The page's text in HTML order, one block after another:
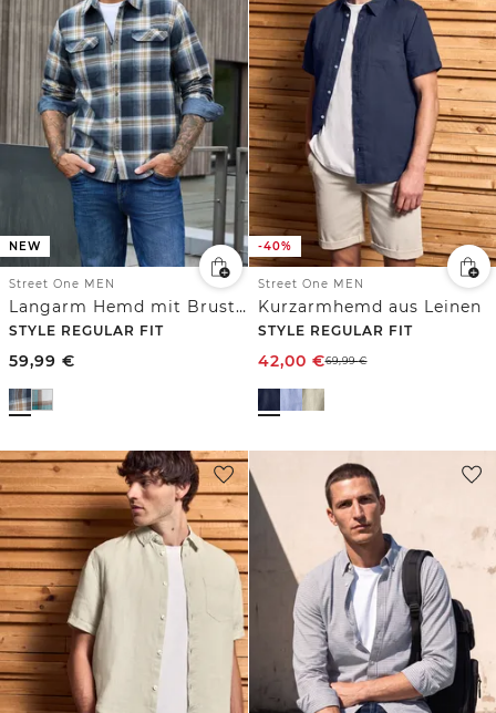
NEW
Street One MEN
Langarm Hemd mit Brusttaschen und Karomuster
STYLE REGULAR FIT
59,99 €
-40%
Street One MEN
Kurzarmhemd aus Leinen
STYLE REGULAR FIT
42,00 €69,99€